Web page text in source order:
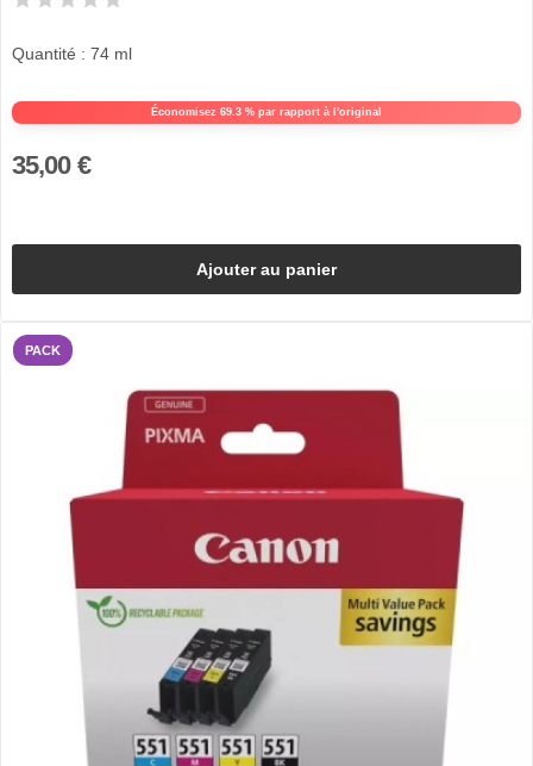
Économisez 69.3 % par rapport à l'original
Quantité : 74 ml
35,00 €
Ajouter au panier
PACK